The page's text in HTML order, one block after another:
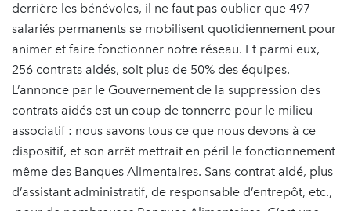
derrière les bénévoles, il ne faut pas oublier que 497
salariés permanents se mobilisent quotidiennement pour
animer et faire fonctionner notre réseau. Et parmi eux,
256 contrats aidés, soit plus de 50% des équipes.
L’annonce par le Gouvernement de la suppression des
contrats aidés est un coup de tonnerre pour le milieu
associatif : nous savons tous ce que nous devons à ce
dispositif, et son arrêt mettrait en péril le fonctionnement
même des Banques Alimentaires. Sans contrat aidé, plus
d’assistant administratif, de responsable d’entrepôt, etc.,